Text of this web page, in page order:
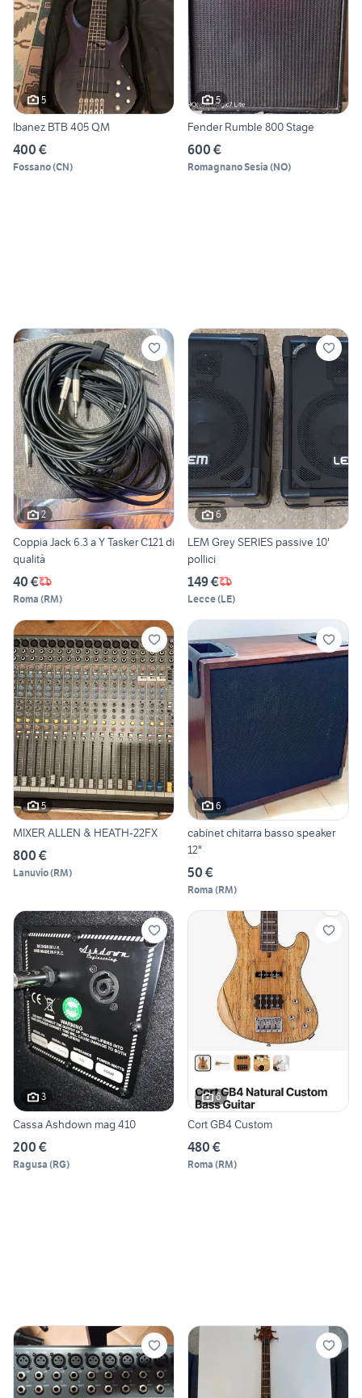
5
Ibanez BTB 405 QM
400 €
Fossano(CN)
5
Fender Rumble 800 Stage
600 €
Romagnano Sesia (NO)
2
Coppia Jack 6.3 a Y Tasker C121 di
qualità
40 €
Roma (RM)
6
LEM Grey SERIES passive 10'
pollici
149 €
Lecce(LE)
5
MIXER ALLEN & HEATH-22FX
800 €
Lanuvio(RM)
6
cabinet chitarra basso speaker
12"
50 €
Roma (RM)
3
Cassa Ashdown mag 410
200 €
Ragusa (RG)
6
Cort GB4 Custom
480 €
Roma (RM)